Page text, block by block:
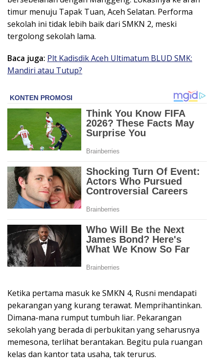
timur menuju Tapak Tuan, Aceh Selatan. Performa
sekolah ini tidak lebih baik dari SMKN 2, meski
tergolong sekolah lama.
Baca juga: Plt Kadisdik Aceh Ultimatum BLUD SMK:
Mandiri atau Tutup?
Ketika pertama masuk ke SMKN 4, Rusni mendapati
pekarangan yang kurang terawat. Memprihantinkan.
Dimana-mana rumput tumbuh liar. Pekarangan
sekolah yang berada di perbukitan yang seharusnya
memesona, terlihat berantakan. Begitu pula ruangan
kelas dan kantor tata usaha, tak terurus.